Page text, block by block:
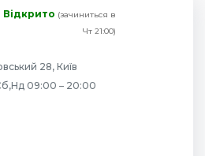
Відкрито (зачиниться в
Чт 21:00)
28, Київ
09:00 – 20:00